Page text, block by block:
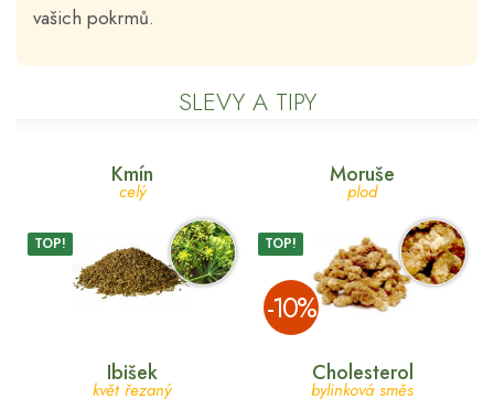
vašich pokrmů.
SLEVY A TIPY
Kmín
celý
TOP!
Moruše
plod
TOP!
­-10%
Ibišek
květ řezaný
Cholesterol
bylinková směs